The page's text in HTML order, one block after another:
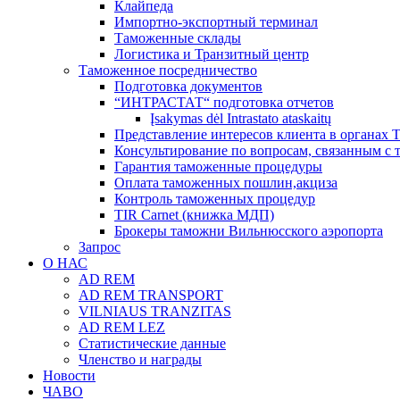
Клайпеда
Импортно-экспортный терминал
Таможенные склады
Логистика и Транзитный центр
Таможенное посредничество
Подготовка документов
“ИНТРАСТАТ“ подготовка отчетов
Įsakymas dėl Intrastato ataskaitų
Представление интересов клиента в органах
Консультирование по вопросам, связанным с
Гарантия таможенные процедуры
Оплата таможенных пошлин,акциза
Контроль таможенных процедур
TIR Carnet (книжка МДП)
Брокеры таможни Вильнюсского аэропорта
Запрос
О НАС
AD REM
AD REM TRANSPORT
VILNIAUS TRANZITAS
AD REM LEZ
Статистические данные
Членство и награды
Новости
ЧАВО